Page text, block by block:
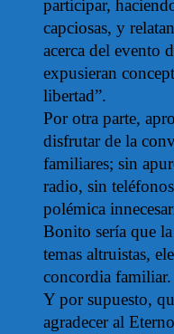
participar,
capciosas, y
acerca del evento
expusieran
libertad”.
Por otra parte,
disfrutar de la
familiares; sin
radio, sin
polémica
Bonito sería que
temas altruistas,
concordia familiar.
Y por supuesto,
agradecer al